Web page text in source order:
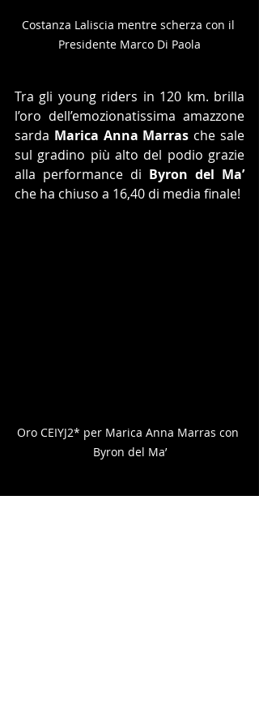
Costanza Laliscia mentre scherza con il
Presidente Marco Di Paola
Tra gli young riders in 120 km. brilla
l’oro dell’emozionatissima amazzone
sarda Marica Anna Marras che sale
sul gradino più alto del podio grazie
alla performance di Byron del Ma’
che ha chiuso a 16,40 di media finale!
Oro CEIYJ2* per Marica Anna Marras con
Byron del Ma’